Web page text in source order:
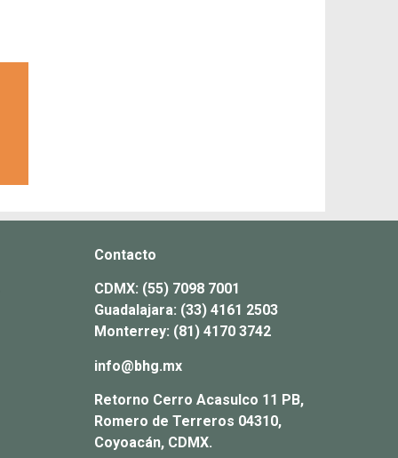
Contacto
CDMX: (55) 7098 7001
Guadalajara: (33) 4161 2503
Monterrey: (81) 4170 3742
info@bhg.mx
Retorno Cerro Acasulco 11 PB,
Romero de Terreros 04310,
Coyoacán, CDMX.